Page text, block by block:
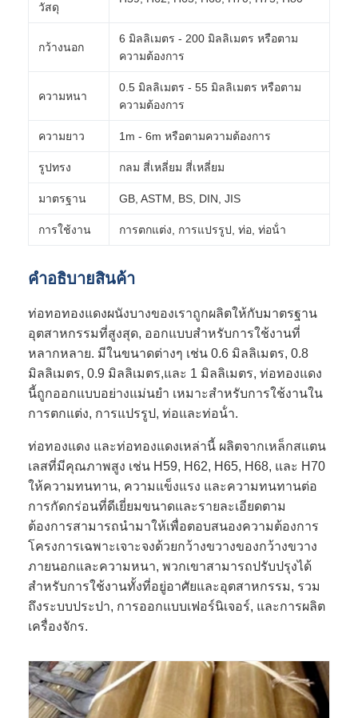
วัสดุ
กว้างนอก
6 มิลลิเมตร - 200 มิลลิเมตร หรือตาม
ความต้องการ
ความหนา
0.5 มิลลิเมตร - 55 มิลลิเมตร หรือตาม
ความต้องการ
ความยาว 1m - 6m หรือตามความต้องการ
รูปทรง กลม สี่เหลี่ยม สี่เหลี่ยม
มาตรฐาน GB, ASTM, BS, DIN, JIS
การใช้งาน การตกแต่ง, การแปรรูป, ท่อ, ท่อน้ํา
คําอธิบายสินค้า
ท่อทอทองแดงผนังบางของเราถูกผลิตให้กับมาตรฐาน
อุตสาหกรรมที่สูงสุด, ออกแบบสําหรับการใช้งานที่
หลากหลาย. มีในขนาดต่างๆ เช่น 0.6 มิลลิเมตร, 0.8
มิลลิเมตร, 0.9 มิลลิเมตร,และ 1 มิลลิเมตร, ท่อทองแดง
นี้ถูกออกแบบอย่างแม่นยํา เหมาะสําหรับการใช้งานใน
การตกแต่ง, การแปรรูป, ท่อและท่อน้ํา.
ท่อทองแดง และท่อทองแดงเหล่านี้ ผลิตจากเหล็กสแตน
เลสที่มีคุณภาพสูง เช่น H59, H62, H65, H68, และ H70
ให้ความทนทาน, ความแข็งแรง และความทนทานต่อ
การกัดกร่อนที่ดีเยี่ยมขนาดและรายละเอียดตาม
ต้องการสามารถนํามาให้เพื่อตอบสนองความต้องการ
โครงการเฉพาะเจาะจงด้วยกว้างขวางของกว้างขวาง
ภายนอกและความหนา, พวกเขาสามารถปรับปรุงได้
สําหรับการใช้งานทั้งที่อยู่อาศัยและอุตสาหกรรม, รวม
ถึงระบบประปา, การออกแบบเฟอร์นิเจอร์, และการผลิต
เครื่องจักร.